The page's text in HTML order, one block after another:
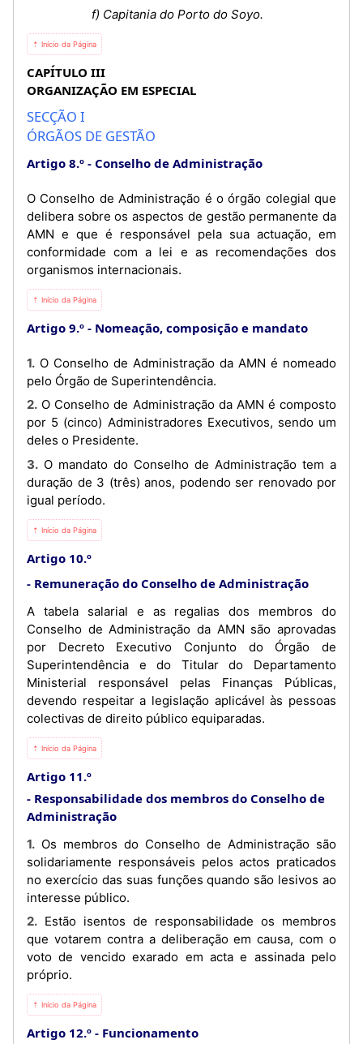
f) Capitania do Porto do Soyo.
⇡ Início da Página
CAPÍTULO III
ORGANIZAÇÃO EM ESPECIAL
SECÇÃO I
ÓRGÃOS DE GESTÃO
Artigo 8.º Conselho de Administração
O Conselho de Administração é o órgão colegial que
delibera sobre os aspectos de gestão permanente da
AMN e que é responsável pela sua actuação, em
conformidade com a lei e as recomendações dos
organismos internacionais.
⇡ Início da Página
Artigo 9.º Nomeação, composição e mandato
1. O Conselho de Administração da AMN é nomeado
pelo Órgão de Superintendência.
2. O Conselho de Administração da AMN é composto
por 5 (cinco) Administradores Executivos, sendo um
deles o Presidente.
3. O mandato do Conselho de Administração tem a
duração de 3 (três) anos, podendo ser renovado por
igual período.
⇡ Início da Página
Artigo 10.º
Remuneração do Conselho de Administração
A tabela salarial e as regalias dos membros do
Conselho de Administração da AMN são aprovadas
por Decreto Executivo Conjunto do Órgão de
Superintendência e do Titular do Departamento
Ministerial responsável pelas Finanças Públicas,
devendo respeitar a legislação aplicável às pessoas
colectivas de direito público equiparadas.
⇡ Início da Página
Artigo 11.º
Responsabilidade dos membros do Conselho de
Administração
1. Os membros do Conselho de Administração são
solidariamente responsáveis pelos actos praticados
no exercício das suas funções quando são lesivos ao
interesse público.
2. Estão isentos de responsabilidade os membros
que votarem contra a deliberação em causa, com o
voto de vencido exarado em acta e assinada pelo
próprio.
⇡ Início da Página
Artigo 12.º Funcionamento